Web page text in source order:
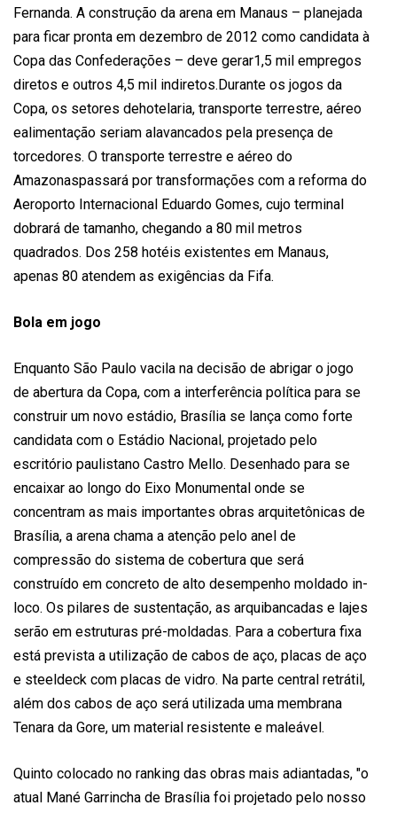
Fernanda. A construção da arena em Manaus – planejada
para ficar pronta em dezembro de 2012 como candidata à
Copa das Confederações – deve gerar1,5 mil empregos
diretos e outros 4,5 mil indiretos.Durante os jogos da
Copa, os setores dehotelaria, transporte terrestre, aéreo
ealimentação seriam alavancados pela presença de
torcedores. O transporte terrestre e aéreo do
Amazonaspassará por transformações com a reforma do
Aeroporto Internacional Eduardo Gomes, cujo terminal
dobrará de tamanho, chegando a 80 mil metros
quadrados. Dos 258 hotéis existentes em Manaus,
apenas 80 atendem as exigências da Fifa.
Bola em jogo
Enquanto São Paulo vacila na decisão de abrigar o jogo
de abertura da Copa, com a interferência política para se
construir um novo estádio, Brasília se lança como forte
candidata com o Estádio Nacional, projetado pelo
escritório paulistano Castro Mello. Desenhado para se
encaixar ao longo do Eixo Monumental onde se
concentram as mais importantes obras arquitetônicas de
Brasília, a arena chama a atenção pelo anel de
compressão do sistema de cobertura que será
construído em concreto de alto desempenho moldado in-
loco. Os pilares de sustentação, as arquibancadas e lajes
serão em estruturas pré-moldadas. Para a cobertura fixa
está prevista a utilização de cabos de aço, placas de aço
e steeldeck com placas de vidro. Na parte central retrátil,
além dos cabos de aço será utilizada uma membrana
Tenara da Gore, um material resistente e maleável.
Quinto colocado no ranking das obras mais adiantadas, "o
atual Mané Garrincha de Brasília foi projetado pelo nosso